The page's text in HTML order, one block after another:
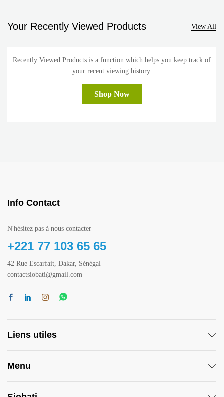
Your Recently Viewed Products View All
Recently Viewed Products is a function which helps you keep track of
your recent viewing history.
Shop Now
Info Contact
N'hésitez pas à nous contacter
+221 77 103 65 65
42 Rue Escarfait, Dakar, Sénégal
contactsiobati@gmail.com
Liens utiles
Menu